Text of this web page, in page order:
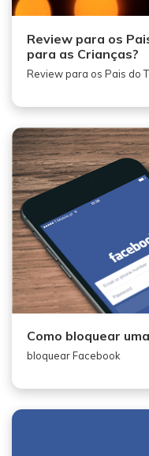
Review para os
para as Crianças?
Review para os Pais do
Como bloquear
bloquear Facebook